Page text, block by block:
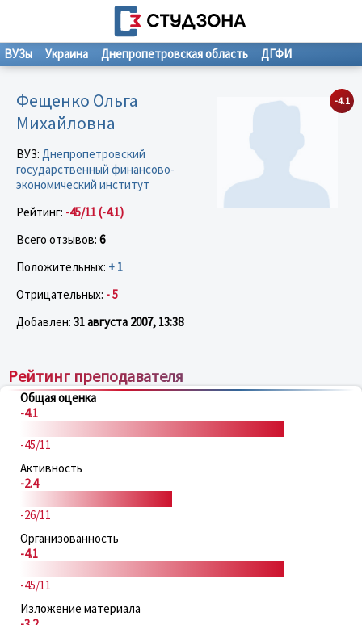
ВУЗы Украина Днепропетровская область ДГФИ
-4.1
Фещенко Ольга
Михайловна
ВУЗ: Днепропетровский
государственный финансово-
экономический институт
Рейтинг: -45/11 (-4.1)
Всего отзывов: 6
Положительных: + 1
Отрицательных: - 5
Добавлен: 31 августа 2007, 13:38
Рейтинг преподавателя
Общая оценка
-4.1
-45/11
Активность
-2.4
-26/11
Организованность
-4.1
-45/11
Изложение материала